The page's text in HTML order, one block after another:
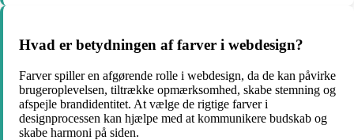
Hvad er betydningen af farver i webdesign?
Farver spiller en afgørende rolle i webdesign, da de kan påvirke
brugeroplevelsen, tiltrække opmærksomhed, skabe stemning og
afspejle brandidentitet. At vælge de rigtige farver i
designprocessen kan hjælpe med at kommunikere budskab og
skabe harmoni på siden.